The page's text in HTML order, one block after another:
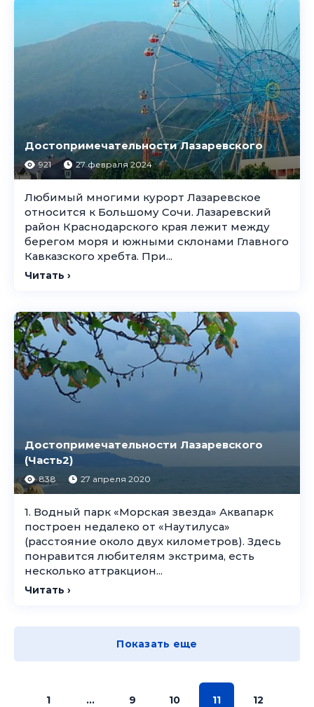
Достопримечательности Лазаревского
921 27 февраля 2024
Любимый многими курорт Лазаревское
относится к Большому Сочи. Лазаревский
район Краснодарского края лежит между
берегом моря и южными склонами Главного
Кавказского хребта. При...
Читать ›
Достопримечательности Лазаревского
(Часть2)
838 27 апреля 2020
1. Водный парк «Морская звезда» Аквапарк
построен недалеко от «Наутилуса»
(расстояние около двух километров). Здесь
понравится любителям экстрима, есть
несколько аттракцион...
Читать ›
Показать еще
1 ... 9 10 11 12